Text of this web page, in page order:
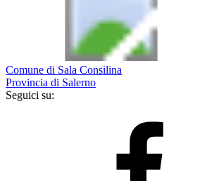
Comune di Sala Consilina
Provincia di Salerno
Seguici su: